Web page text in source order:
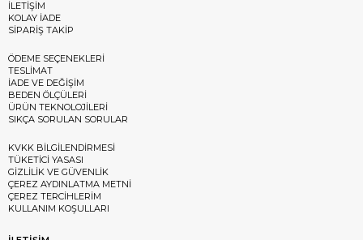
İLETİŞİM
KOLAY İADE
SİPARİŞ TAKİP
ÖDEME SEÇENEKLERİ
TESLİMAT
İADE VE DEĞİŞİM
BEDEN ÖLÇÜLERİ
ÜRÜN TEKNOLOJİLERİ
SIKÇA SORULAN SORULAR
KVKK BİLGİLENDİRMESİ
TÜKETİCİ YASASI
GİZLİLİK VE GÜVENLİK
ÇEREZ AYDINLATMA METNİ
ÇEREZ TERCİHLERİM
KULLANIM KOŞULLARI